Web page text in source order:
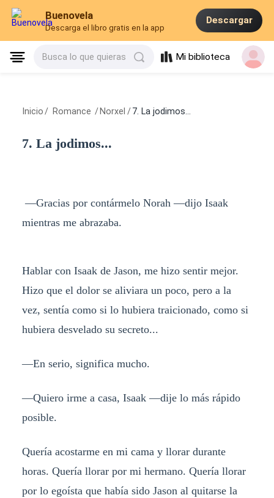
Buenovela
Descarga el libro gratis en la app
Descargar
Busca lo que quieras Mi biblioteca
Inicio / Romance / Norxel / 7. La jodimos...
7. La jodimos...
—Gracias por contármelo Norah —dijo Isaak
mientras me abrazaba.
Hablar con Isaak de Jason, me hizo sentir mejor.
Hizo que el dolor se aliviara un poco, pero a la
vez, sentía como si lo hubiera traicionado, como si
hubiera desvelado su secreto...
—En serio, significa mucho.
—Quiero irme a casa, Isaak —dije lo más rápido
posible.
Quería acostarme en mi cama y llorar durante
horas. Quería llorar por mi hermano. Quería llorar
por lo egoísta que había sido Jason al quitarse la